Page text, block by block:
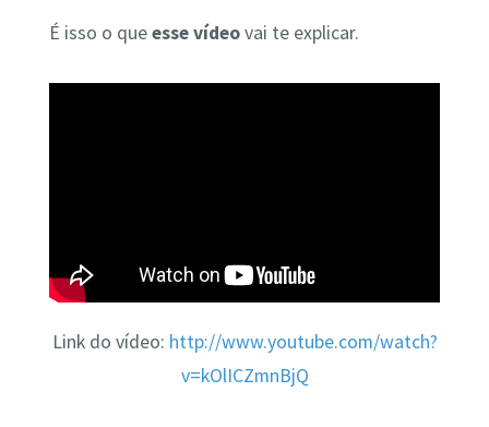
É isso o queesse vídeovai te explicar.
Link do vídeo: http://www.youtube.com/watch?
v=kOlICZmnBjQ